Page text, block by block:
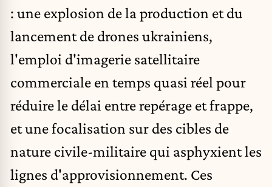
: une explosion de la production et du
lancement de drones ukrainiens,
l'emploi d'imagerie satellitaire
commerciale en temps quasi réel pour
réduire le délai entre repérage et frappe,
et une focalisation sur des cibles de
nature civile-militaire qui asphyxient les
lignes d'approvisionnement. Ces